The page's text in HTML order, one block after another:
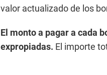
valor actualizado de los
El monto a pagar a cada
expropiadas. El importe